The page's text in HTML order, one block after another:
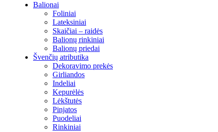
Balionai
Foliniai
Lateksiniai
Skaičiai – raidės
Balionų rinkiniai
Balionų priedai
Švenčių atributika
Dekoravimo prekės
Girliandos
Indeliai
Kepurėlės
Lėkštutės
Pinjatos
Puodeliai
Rinkiniai